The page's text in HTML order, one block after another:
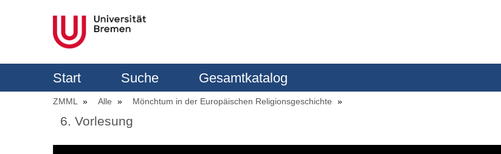
Start Suche Gesamtkatalog
ZMML Alle Mönchtum in der Europäischen Religionsgeschichte
6. Vorlesung